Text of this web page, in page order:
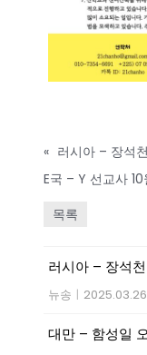
« 러시아 – 장석
E국 – Y 선교사
목록
러시아 – 장석
뉴송 | 2025.03.26
대만 – 함성일